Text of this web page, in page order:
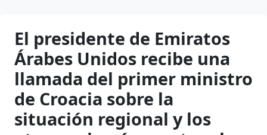
El presidente de Emiratos
Árabes Unidos recibe una
llamada del primer ministro
de Croacia sobre la
situación regional y los